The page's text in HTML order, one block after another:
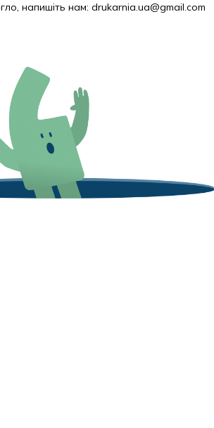
напишіть нам: drukarnia.ua@gmail.com